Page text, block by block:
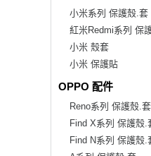
小米系列 保護殼.套
紅米Redmi系列 保
小米 殼套
小米 保護貼
OPPO 配件
Reno系列 保護殼.套
Find X系列 保護殼.
Find N系列 保護殼.